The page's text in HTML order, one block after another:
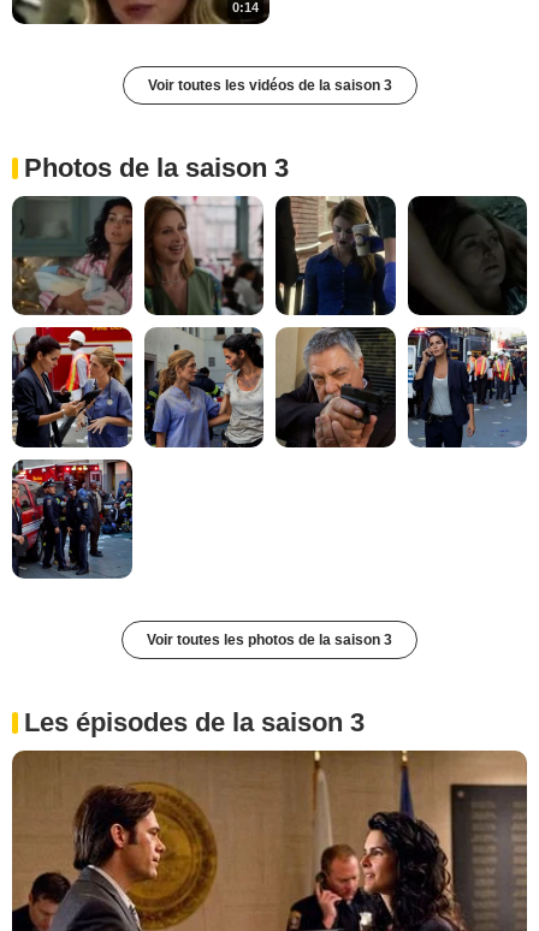
0:14
Voir toutes les vidéos de la saison 3
Photos de la saison 3
Voir toutes les photos de la saison 3
Les épisodes de la saison 3